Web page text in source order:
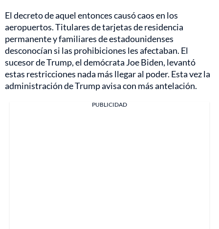
El decreto de aquel entonces causó caos en los
aeropuertos. Titulares de tarjetas de residencia
permanente y familiares de estadounidenses
desconocían si las prohibiciones les afectaban. El
sucesor de Trump, el demócrata Joe Biden, levantó
estas restricciones nada más llegar al poder. Esta vez la
administración de Trump avisa con más antelación.
PUBLICIDAD